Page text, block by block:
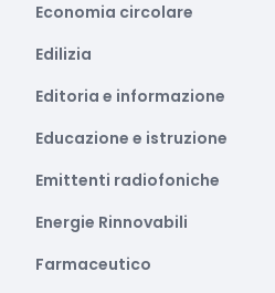
Economia circolare
Edilizia
Editoria e informazione
Educazione e istruzione
Emittenti radiofoniche
Energie Rinnovabili
Farmaceutico